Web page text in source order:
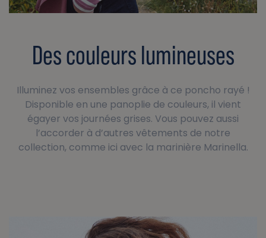
Des couleurs lumineuses
Illuminez vos ensembles grâce à ce poncho rayé !
Disponible en une panoplie de couleurs, il vient
égayer vos journées grises. Vous pouvez aussi
l’accorder à d’autres vêtements de notre
collection, comme ici avec la marinière Marinella.